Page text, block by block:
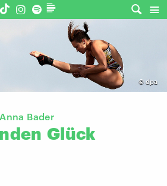
© dpa
Bader
Glück